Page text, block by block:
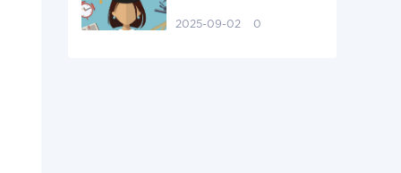
2025-09-02 0